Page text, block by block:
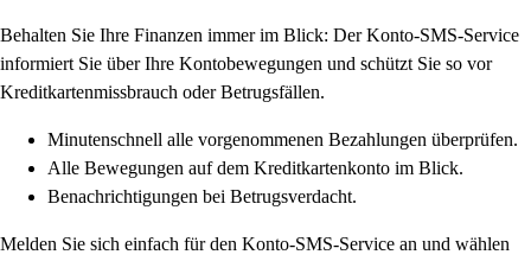
Behalten Sie Ihre Finanzen immer im Blick: Der Konto-SMS-Service
informiert Sie über Ihre Kontobewegungen und schützt Sie so vor
Kreditkartenmissbrauch oder Betrugsfällen.
Minutenschnell alle vorgenommenen Bezahlungen überprüfen.
Alle Bewegungen auf dem Kreditkartenkonto im Blick.
Benachrichtigungen bei Betrugsverdacht.
Melden Sie sich einfach für den Konto-SMS-Service an und wählen